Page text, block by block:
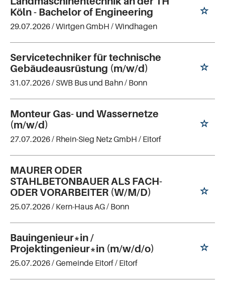
Köln - Bachelor of Engineering
29.07.2026 /Wirtgen GmbH / Windhagen
Servicetechniker für technische
Gebäudeausrüstung (m/w/d)
31.07.2026 / SWB Bus und Bahn/ Bonn
Monteur Gas- und Wassernetze
(m/w/d)
27.07.2026 / Rhein-Sieg Netz GmbH / Eitorf
MAURER ODER
STAHLBETONBAUER ALS FACH-
ODER VORARBEITER (W/M/D)
25.07.2026 / Kern-Haus AG/ Bonn
Bauingenieur*in /
Projektingenieur*in (m/w/d/o)
25.07.2026 /Gemeinde Eitorf/ Eitorf